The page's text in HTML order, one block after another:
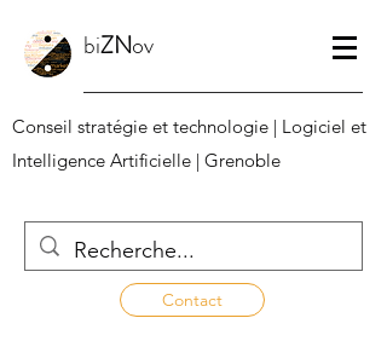
biZNov
Conseil stratégie et technologie | Logiciel et
Intelligence Artificielle | Grenoble
Contact